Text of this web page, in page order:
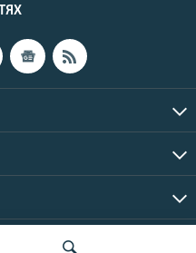
Inc. | Все права защищены.